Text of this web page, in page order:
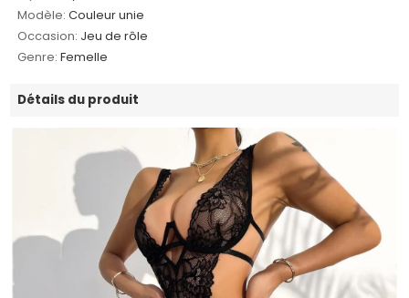
Modèle: Couleur unie
Occasion: Jeu de rôle
Genre: Femelle
Détails du produit